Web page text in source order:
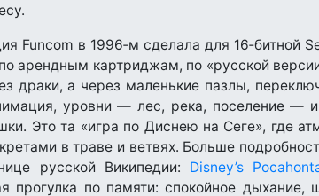
Funcom в 1996‑м сделала для 16‑битной
арендным картриджам, по «русской
драки, а через маленькие пазлы,
уровни — лес, река, поселение —
Это та «игра по Диснею на Сеге», где
в траве и ветвях. Больше
русской Википедии: Disney’s
прогулка по памяти: спокойное